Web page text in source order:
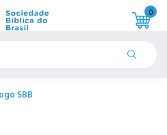
0
SBB